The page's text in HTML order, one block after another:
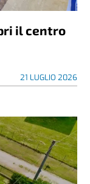
il centro
21 LUGLIO 2026